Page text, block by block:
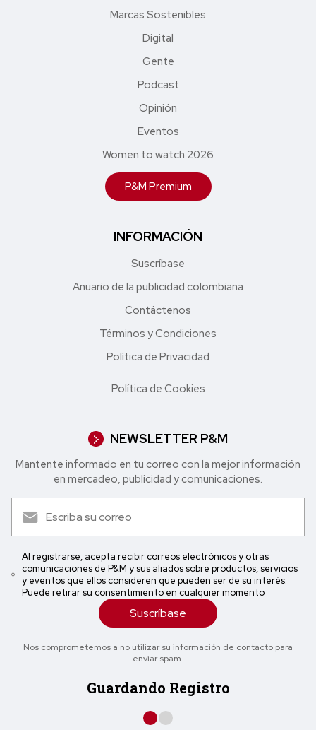
Marcas Sostenibles
Digital
Gente
Podcast
Opinión
Eventos
Women to watch 2026
P&M Premium
INFORMACIÓN
Suscríbase
Anuario de la publicidad colombiana
Contáctenos
Términos y Condiciones
Política de Privacidad
Política de Cookies
NEWSLETTER P&M
Mantente informado en tu correo con la mejor in formación
en mercadeo, publicidad y comunicaciones.
Al registrarse, acepta recibir correos electrónicos y otras
comunicaciones de P&M y sus aliados sobre productos, servicios
y eventos que ellos consideren que pueden ser de su interés.
Puede retirar su consentimiento en cualquier momento
Suscríbase
Nos comprometemos a no utilizar su información de contacto para
enviar spam.
Guardando Registro